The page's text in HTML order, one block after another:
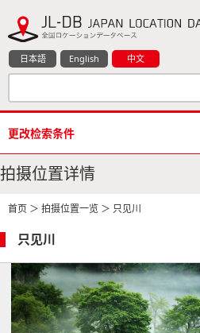
日本語 English 中文
更改检索条件
拍摄位置详情
首页 ＞ 拍摄位置一览 ＞ 只见川
只见川